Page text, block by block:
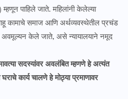
पाहिले जाते. महिलांनी केलेल्या
कामाचे समाज आणि अर्थव्यवस्थेतील प्रचंड
अवमूल्यन केले जाते, असे न्यायालयाने नमूद
सदस्यांवर अवलंबित म्हणणे हे अत्यंत
कार्य चालणे हे मोठ्या प्रमाणावर